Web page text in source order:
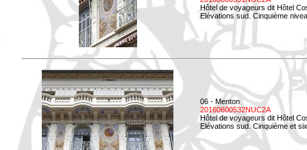
Hôtel de voyageurs dit Hôtel
Elévations sud. Cinquième
06 - Menton
20160600532NUC2A
Hôtel de voyageurs dit Hôtel
Elévations sud. Cinquième et